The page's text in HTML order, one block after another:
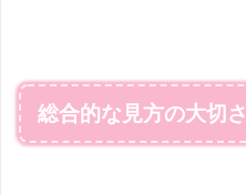
総合的な見方の大切さ